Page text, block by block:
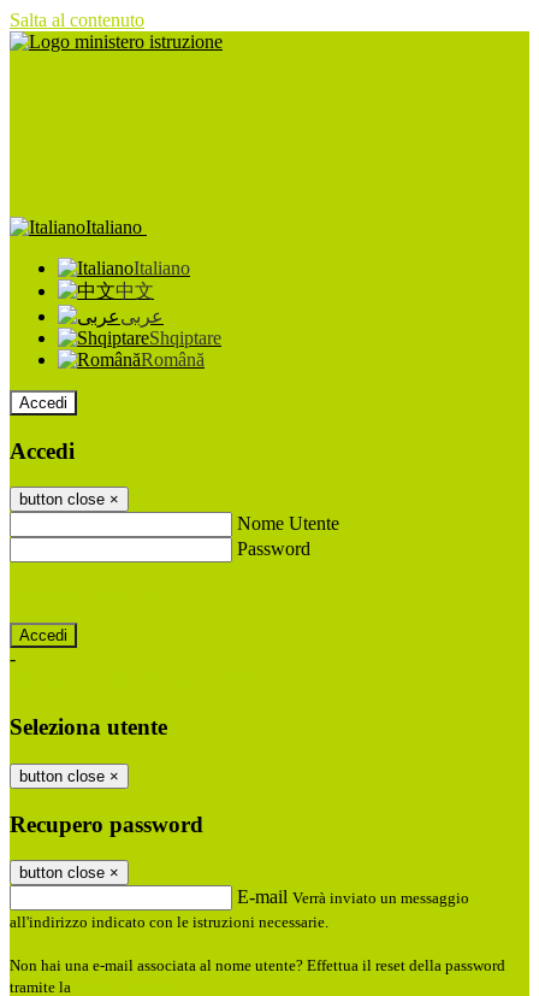
Salta al contenuto
Italiano
Italiano
中文
عربى
Shqiptare
Română
Accedi
Accedi
button close ×
Nome Utente
Password
-
Seleziona utente
button close ×
Recupero password
button close ×
E-mail Verrà inviato un messaggio
all'indirizzo indicato con le istruzioni necessarie.
Non hai una e-mail associata al nome utente? Effettua il reset della password
tramite la